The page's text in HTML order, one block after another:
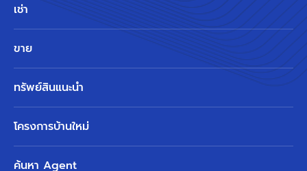
เช่า
ขาย
ทรัพย์สินแนะนำ
โครงการบ้านใหม่
ค้นหา Agent